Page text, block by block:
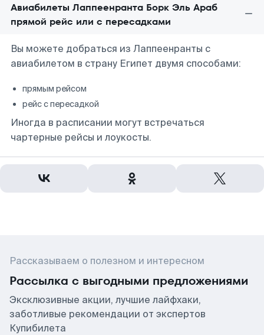
Авиабилеты Лаппеенранта Борк Эль Араб
прямой рейс или с пересадками
Вы можете добраться из Лаппеенранты с
авиабилетом в страну Египет двумя способами:
прямым рейсом
рейс с пересадкой
Иногда в расписании могут встречаться
чартерные рейсы и лоукосты.
Рассказываем о полезном и интересном
Рассылка с выгодными предложениями
Эксклюзивные акции, лучшие лайфхаки,
заботливые рекомендации от экспертов
Купибилета